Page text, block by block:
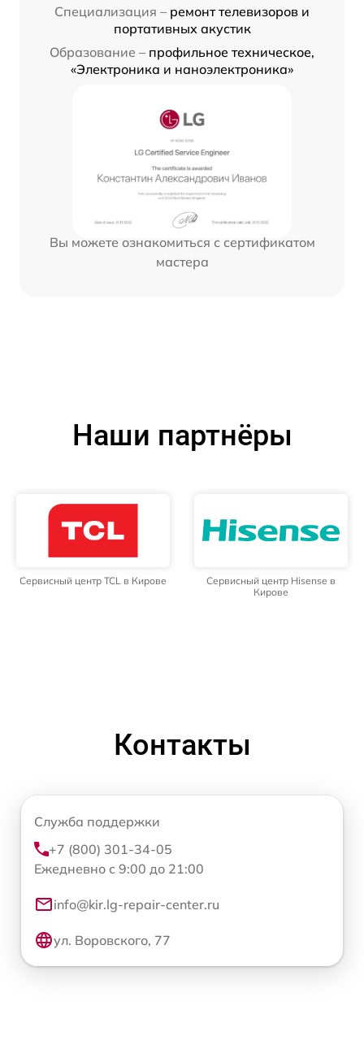
Специализация – ремонт телевизоров и
портативных акустик
Образование – профильное техническое,
«Электроника и наноэлектроника»
Вы можете ознакомиться с сертификатом
мастера
Наши партнёры
Сервисный центр TCL в Кирове
Сервисный центр Hisense в
Кирове
Контакты
Служба поддержки
+7 (800) 301-34-05
Ежедневно с 9:00 до 21:00
info@kir.lg-repair-center.ru
ул. Воровского, 77